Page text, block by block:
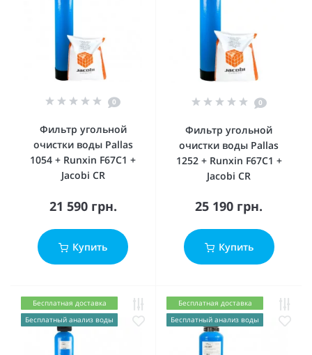
0
Фильтр угольной
очистки воды Pallas
1054 + Runxin F67C1 +
Jacobi CR
21 590 грн.
Купить
0
Фильтр угольной
очистки воды Pallas
1252 + Runxin F67C1 +
Jacobi CR
25 190 грн.
Купить
Бесплатная доставка
Бесплатный анализ воды
Бесплатная доставка
Бесплатный анализ воды